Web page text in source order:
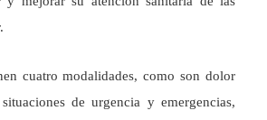
cuatro modalidades, como son dolor
de urgencia y emergencias,